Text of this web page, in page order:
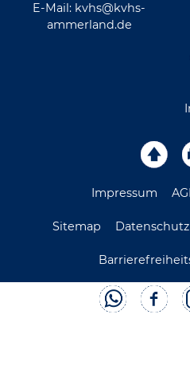
E-Mail: kvhs@kvhs-
ammerland.de
Impressum
Sitemap Datenschutz